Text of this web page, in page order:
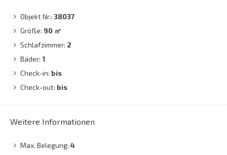
Objekt Nr.: 38037
Größe: 90 ㎡
Schlafzimmer: 2
Bäder: 1
Check-in: bis
Check-out: bis
Weitere Informationen
Max. Belegung: 4